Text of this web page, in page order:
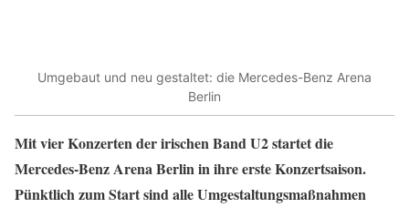
Umgebaut und neu gestaltet: die Mercedes-Benz Arena
Berlin
Mit vier Konzerten der irischen Band U2 startet die
Mercedes-Benz Arena Berlin in ihre erste Konzertsaison.
Pünktlich zum Start sind alle Umgestaltungsmaßnahmen